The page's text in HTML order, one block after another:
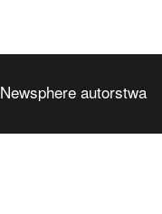
Newsphere autorstwa